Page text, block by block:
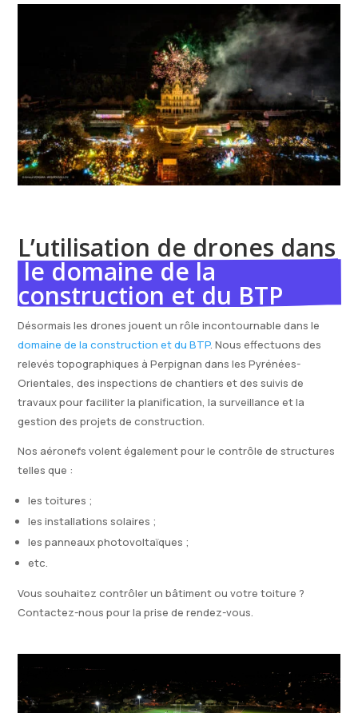
L’utilisation de drones dans
le domaine de la
construction et du BTP
Désormais les drones jouent un rôle incontournable dans le
domaine de la construction et du BTP. Nous effectuons des
relevés topographiques à Perpignan dans les Pyrénées-
Orientales, des inspections de chantiers et des suivis de
travaux pour faciliter la planification, la surveillance et la
gestion des projets de construction.
Nos aéronefs volent également pour le contrôle de structures
telles que :
les toitures ;
les installations solaires ;
les panneaux photovoltaïques ;
etc.
Vous souhaitez contrôler un bâtiment ou votre toiture ?
Contactez-nous pour la prise de rendez-vous.